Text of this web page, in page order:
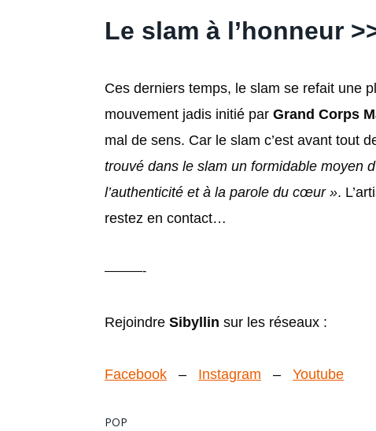
Le slam à l’honneur
Ces derniers temps, le slam se refait une
mouvement jadis initié par Grand Corps
mal de sens. Car le slam c’est avant tout
trouvé dans le slam un formidable moyen
l’authenticité et à la parole du cœur ».
restez en contact…
———-
Rejoindre Sibyllin sur les réseaux :
Facebook – Instagram – Youtube
POP